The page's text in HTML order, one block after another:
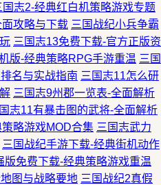
国志2-经典红白机策略游戏专题
攻略与下载 三国战纪小兵争霸
三国志13免费下载-官方正版资
版-经典策略RPG手游重温 三国
名与实战指南 三国志11怎么研
三国志9州郡一览表-全面解析
志11有暴击图的武将-全面解析
略游戏MOD合集 三国志武力
三国战纪手游下载-经典街机动作
版免费下载-经典策略游戏重温
图与战略要地 三国战纪2真假